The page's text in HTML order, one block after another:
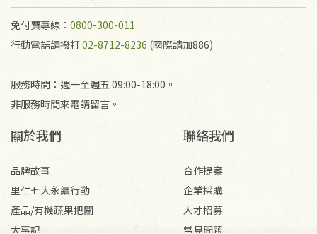
免付費專線： 0800-300-011
行動電話請撥打02-8712-8236 (國際請加886)
服務時間：週一至週五 09:00-18:00。
非服務時間來電請留言。
關於我們
品牌故事
里仁七大永續行動
產品/有機蔬果把關
大事記
聯絡我們
合作提案
企業採購
人才招募
常見問題